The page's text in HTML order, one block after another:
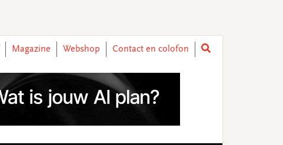
Magazine Webshop Contact en colofon